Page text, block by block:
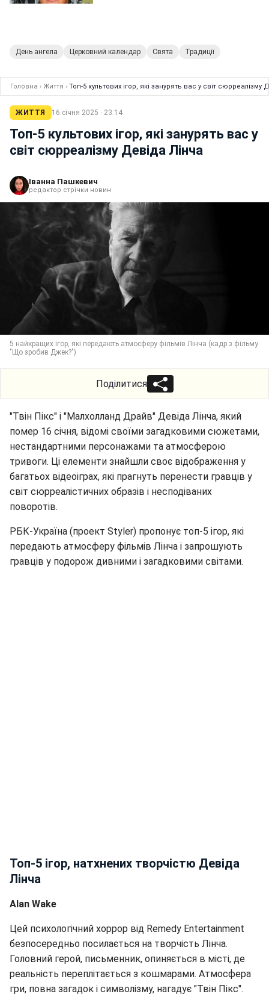
День ангела Церковний календар Свята Традиції
Головна › Життя › Топ-5 культових ігор, які занурять вас у світ сюрреалізму
ЖИТТЯ 16 січня 2025 · 23:14
Топ-5 культових ігор, які занурять вас у
світ сюрреалізму Девіда Лінча
Іванна Пашкевич
редактор стрічки новин
5 найкращих ігор, які передають атмосферу фільмів Лінча (кадр з фільму
"Що зробив Джек?")
Поділитися
"Твін Пікс" і "Малхолланд Драйв" Девіда Лінча, який
помер 16 січня, відомі своїми загадковими сюжетами,
нестандартними персонажами та атмосферою
тривоги. Ці елементи знайшли своє відображення у
багатьох відеоіграх, які прагнуть перенести гравців у
світ сюрреалістичних образів і несподіваних
поворотів.
РБК-Україна (проект Styler) пропонує топ-5 ігор, які
передають атмосферу фільмів Лінча і запрошують
гравців у подорож дивними і загадковими світами.
Топ-5 ігор, натхнених творчістю Девіда
Лінча
Alan Wake
Цей психологічний хоррор від Remedy Entertainment
безпосередньо посилається на творчість Лінча.
Головний герой, письменник, опиняється в місті, де
реальність переплітається з кошмарами. Атмосфера
гри, повна загадок і символізму, нагадує "Твін Пікс".